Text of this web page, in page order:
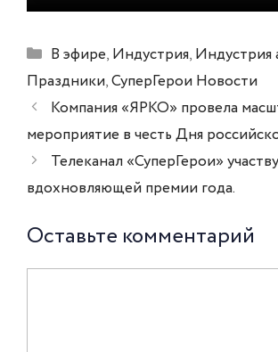
Рубрики
В эфире, Индустрия, Индустрия
Праздники,СуперГерои Новости
Навигация
записи
Компания «ЯРКО» провела
мероприятие в честь Дня
Телеканал «СуперГерои»
вдохновляющей премии года.
Оставьте комментарий